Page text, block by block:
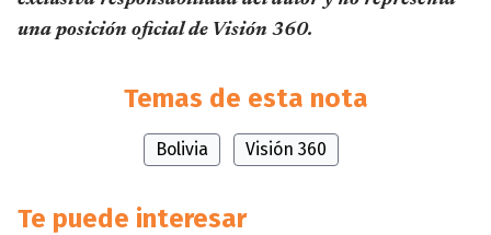
una posición oficial de Visión 360.
Temas de esta nota
Bolivia Visión 360
Te puede interesar